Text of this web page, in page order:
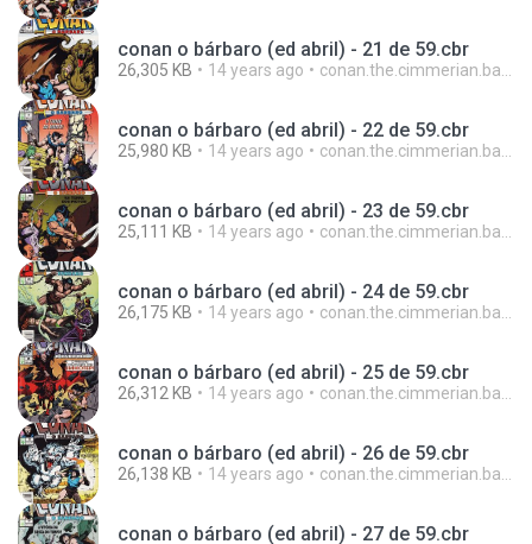
conan o bárbaro (ed abril) - 21 de 59.cbr
26,305 KB 14 years ago conan.the.cimmerian.barbarian
conan o bárbaro (ed abril) - 22 de 59.cbr
25,980 KB 14 years ago conan.the.cimmerian.barbarian
conan o bárbaro (ed abril) - 23 de 59.cbr
25,111 KB 14 years ago conan.the.cimmerian.barbarian
conan o bárbaro (ed abril) - 24 de 59.cbr
26,175 KB 14 years ago conan.the.cimmerian.barbarian
conan o bárbaro (ed abril) - 25 de 59.cbr
26,312 KB 14 years ago conan.the.cimmerian.barbarian
conan o bárbaro (ed abril) - 26 de 59.cbr
26,138 KB 14 years ago conan.the.cimmerian.barbarian
conan o bárbaro (ed abril) - 27 de 59.cbr